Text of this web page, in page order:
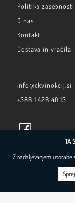
Politika zasebnosti
O nas
Kontakt
Dostava in vračila
info@ekvinokcij.si
+386 1 426 40 13
TA
Z nadaljevanjem uporabe